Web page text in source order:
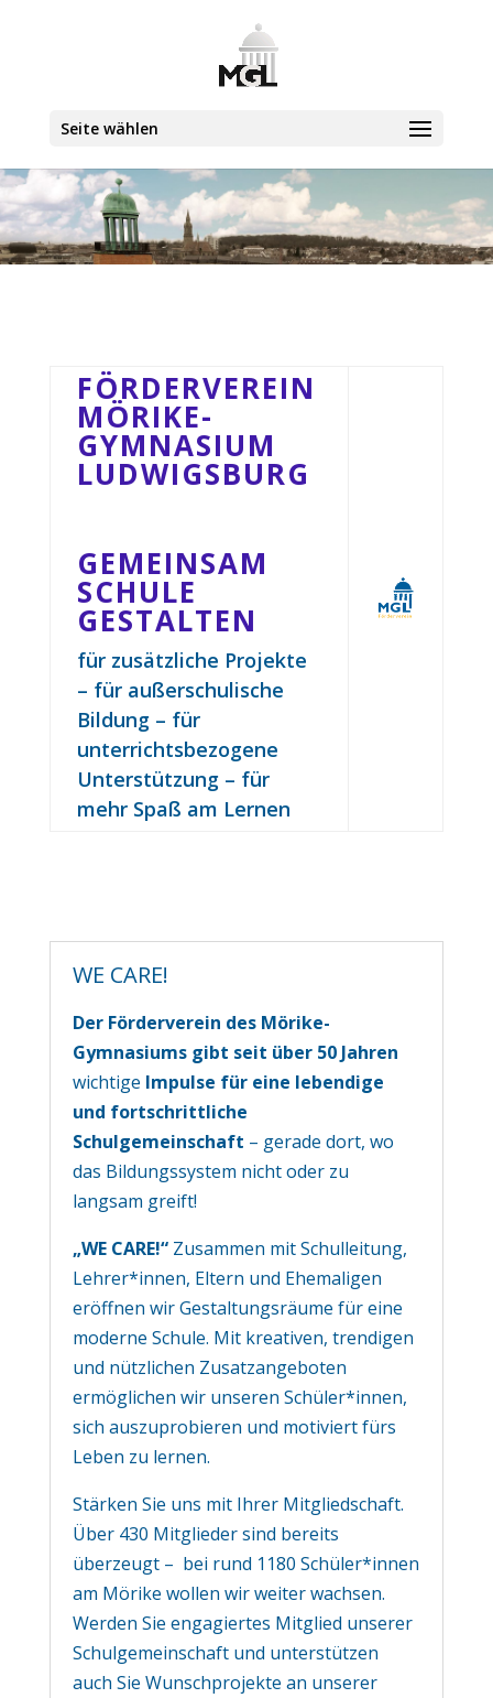
Seite wählen
FÖRDERVEREIN
MÖRIKE-
GYMNASIUM
LUDWIGSBURG
GEMEINSAM
SCHULE
GESTALTEN
für zusätzliche Projekte
– für außerschulische
Bildung – für
unterrichtsbezogene
Unterstützung – für
mehr Spaß am Lernen
WE CARE!
Der Förderverein des Mörike-
Gymnasiums gibt seit über 50 Jahren
wichtige Impulse für eine lebendige
und fortschrittliche
Schulgemeinschaft – gerade dort, wo
das Bildungssystem nicht oder zu
langsam greift!
„WE CARE!“Zusammen mit Schulleitung,
Lehrer*innen, Eltern und Ehemaligen
eröffnen wir Gestaltungsräume für eine
moderne Schule. Mit kreativen, trendigen
und nützlichen Zusatzangeboten
ermöglichen wir unseren Schüler*innen,
sich auszuprobieren und motiviert fürs
Leben zu lernen.
Stärken Sie uns mit Ihrer Mitgliedschaft.
Über 430 Mitglieder sind bereits
überzeugt – bei rund 1180 Schüler*innen
am Mörike wollen wir weiter wachsen.
Werden Sie engagiertes Mitglied unserer
Schulgemeinschaft und unterstützen
auch Sie Wunschprojekte an unserer